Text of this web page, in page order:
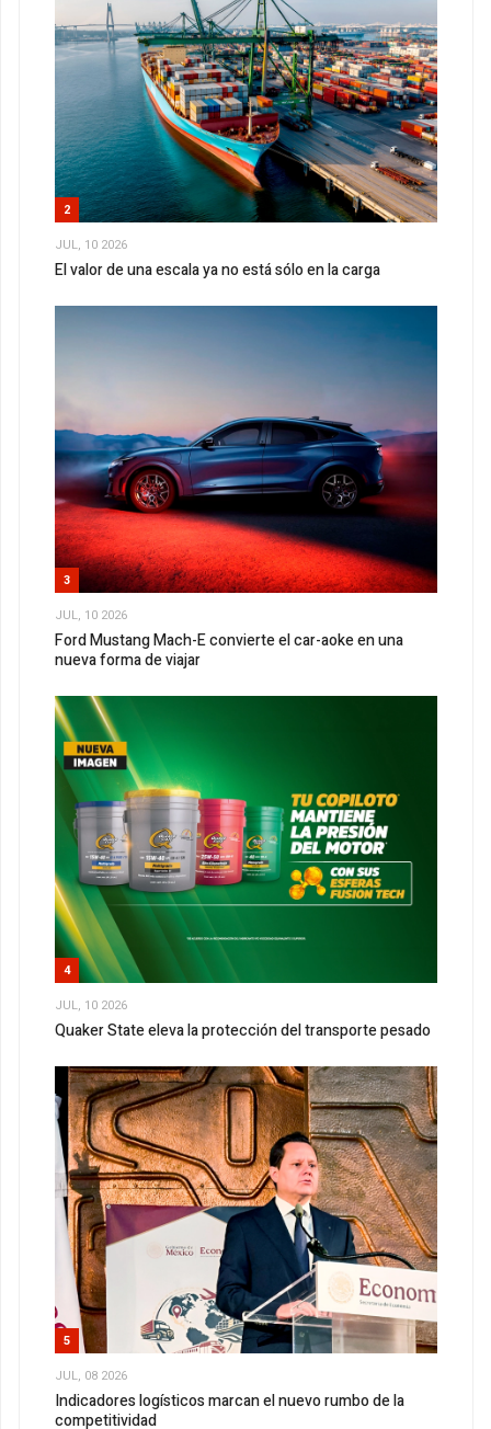
2
JUL, 10 2026
El valor de una escala ya no está sólo en la carga
3
JUL, 10 2026
Ford Mustang Mach-E convierte el car-aoke en una
nueva forma de viajar
4
JUL, 10 2026
Quaker State eleva la protección del transporte pesado
5
JUL, 08 2026
Indicadores logísticos marcan el nuevo rumbo de la
competitividad